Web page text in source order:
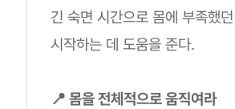
긴 숙면 시간으로 몸에 부족했
시작하는 데 도움을 준다.
📍 몸을 전체적으로 움직여라